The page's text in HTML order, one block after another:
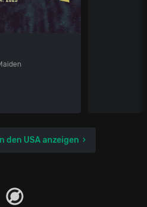
den USA anzeigen